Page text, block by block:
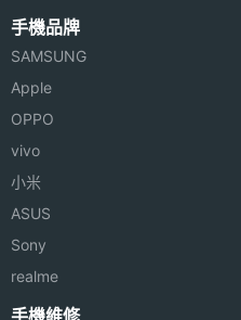
◎ 500 萬畫素主相機、
◎ Wi-Fi 802.11 a/b/g/n/
無線網路、藍牙、A2DP
◎ 配置雙立體聲揚聲器，
◎ 支援 microSD 記憶卡擴
容量
Amazon Fire HD
2015 年 9 月 30
顯示螢幕
主螢幕
尺寸
主螢幕
解析度
主螢幕
觸控
手機品牌
SAMSUNG
Apple
OPPO
vivo
小米
ASUS
Sony
realme